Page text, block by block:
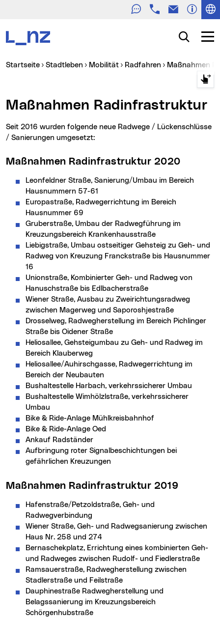
TelefonE-Mail
Suche
Sie sind hier:
Startseite Stadtleben Mobilität Radfahren Maßnahmen
Maßnahmen Radinfrastruktur
Seit 2016 wurden folgende neue Radwege / Lückenschlüsse
/ Sanierungen umgesetzt:
Maßnahmen Radinfrastruktur 2020
Leonfeldner Straße, Sanierung/Umbau im Bereich
Hausnummern 57-61
Europastraße, Radwegerrichtung im Bereich
Hausnummer 69
Gruberstraße, Umbau der Radwegführung im
Kreuzungsbereich Krankenhausstraße
Liebigstraße, Umbau ostseitiger Gehsteig zu Geh- und
Radweg von Kreuzung Franckstraße bis Hausnummer
16
Unionstraße, Kombinierter Geh- und Radweg von
Hanuschstraße bis Edlbacherstraße
Wiener Straße, Ausbau zu Zweirichtungsradweg
zwischen Magerweg und Saporoshjestraße
Drosselweg, Radwegherstellung im Bereich Pichlinger
Straße bis Oidener Straße
Heliosallee, Gehsteigumbau zu Geh- und Radweg im
Bereich Klauberweg
Heliosallee/Auhirschgasse, Radwegerrichtung im
Bereich der Neubauten
Bushaltestelle Harbach, verkehrssicherer Umbau
Bushaltestelle Wimhölzlstraße, verkehrssicherer
Umbau
Bike & Ride-Anlage Mühlkreisbahnhof
Bike & Ride-Anlage Oed
Ankauf Radständer
Aufbringung roter Signalbeschichtungen bei
gefährlichen Kreuzungen
Maßnahmen Radinfrastruktur 2019
Hafenstraße/Petzoldstraße, Geh- und
Radwegverbindung
Wiener Straße, Geh- und Radwegsanierung zwischen
Haus Nr. 258 und 274
Bernaschekplatz, Errichtung eines kombinierten Geh-
und Radweges zwischen Rudolf- und Fiedlerstraße
Ramsauerstraße, Radwegherstellung zwischen
Stadlerstraße und Feilstraße
Dauphinestraße Radwegherstellung und
Belagssanierung im Kreuzungsbereich
Schörgenhubstraße